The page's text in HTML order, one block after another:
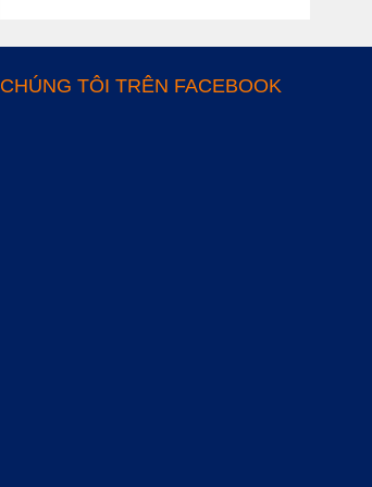
CHÚNG TÔI TRÊN FACEBOOK